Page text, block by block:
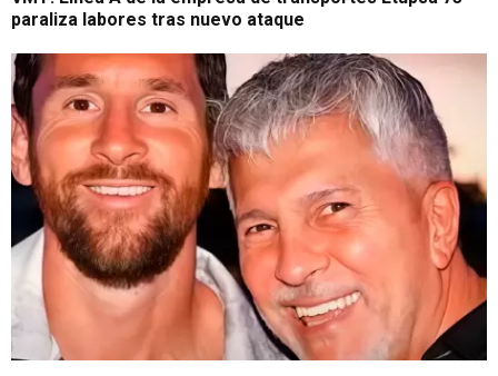
paraliza labores tras nuevo ataque